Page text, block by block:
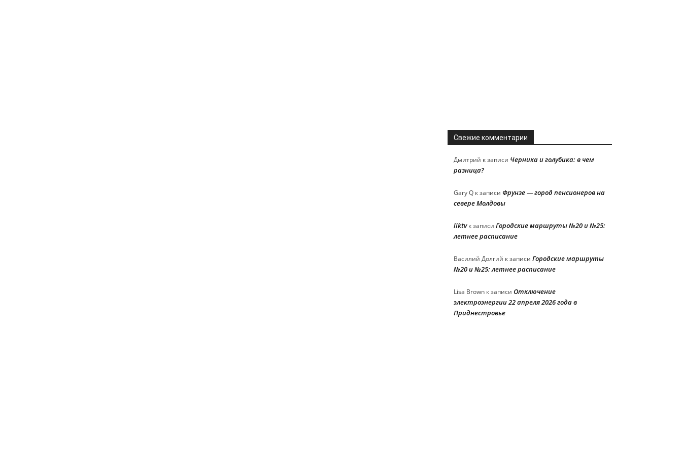
Свежие комментарии
Дмитрий к записи Черника и голубика: в чем
разница?
Gary Q к записи Фрунзе — город пенсионеров на
севере Молдовы
liktvк записи Городские маршруты №20 и №25:
летнее расписание
Василий Долгий к записи Городские маршруты
№20 и №25: летнее расписание
Lisa Brown к записи Отключение
электроэнергии 22 апреля 2026 года в
Приднестровье